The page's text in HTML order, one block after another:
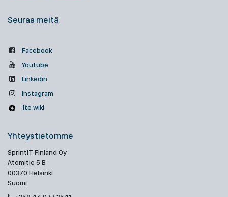
Seuraa meitä
Facebook
Youtube
Linkedin
Instagram
Ite wiki
Yhteystietomme
SprintIT Finland Oy
Atomitie 5 B
00370 Helsinki
Suomi